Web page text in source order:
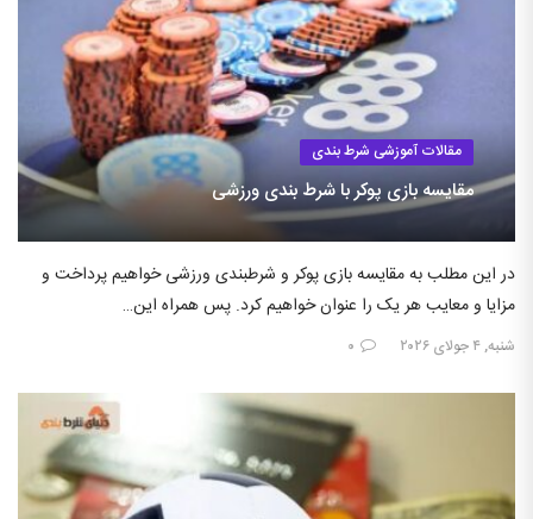
مقالات آموزشی شرط بندی
مقایسه بازی پوکر با شرط بندی ورزشی
در این مطلب به مقایسه بازی پوکر و شرطبندی ورزشی خواهیم پرداخت و
مزایا و معایب هر یک را عنوان خواهیم کرد. پس همراه این…
شنبه, ۴ جولای ۲۰۲۶ ۰